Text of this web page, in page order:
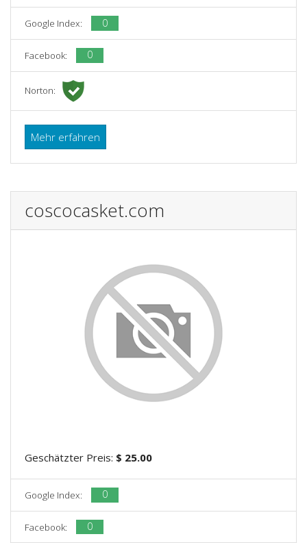
Google Index: 0
Facebook: 0
Norton:
Mehr erfahren
coscocasket.com
Geschätzter Preis: $ 25.00
Google Index: 0
Facebook: 0